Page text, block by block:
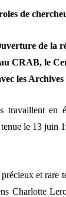
de
de la
au CRAB, le
les
travaillent en
le 13 juin
et rare
Charlotte